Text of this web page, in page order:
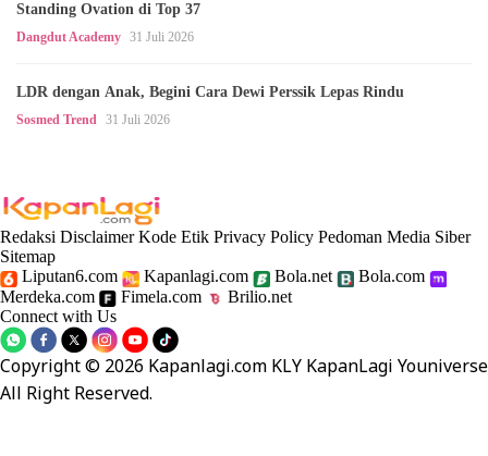
Standing Ovation di Top 37
Dangdut Academy 31 Juli 2026
LDR dengan Anak, Begini Cara Dewi Perssik Lepas Rindu
Sosmed Trend 31 Juli 2026
Redaksi Disclaimer Kode Etik Privacy Policy Pedoman Media Siber
Sitemap
Liputan6.com
Kapanlagi.com Bola.net
Bola.com
Merdeka.com
Fimela.com
Brilio.net
Connect with Us
Copyright © 2026 Kapanlagi.com KLY KapanLagi Youniverse
All Right Reserved.